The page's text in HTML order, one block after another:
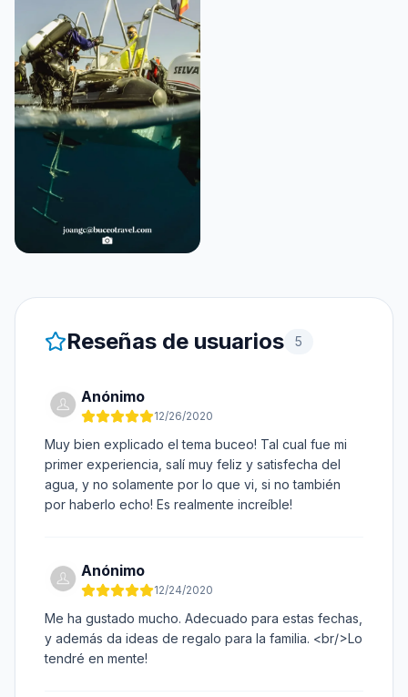
Reseñas de usuarios 5
Anónimo
12/26/2020
Muy bien explicado el tema buceo! Tal cual fue mi
primer experiencia, salí muy feliz y satisfecha del
agua, y no solamente por lo que vi, si no también
por haberlo echo! Es realmente increíble!
Anónimo
12/24/2020
Me ha gustado mucho. Adecuado para estas fechas,
y además da ideas de regalo para la familia. <br/>Lo
tendré en mente!